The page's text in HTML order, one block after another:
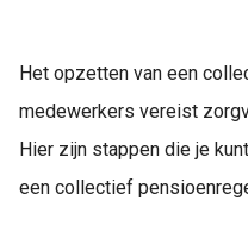
Het opzetten van een
medewerkers vereist
Hier zijn stappen die je
een collectief
worden